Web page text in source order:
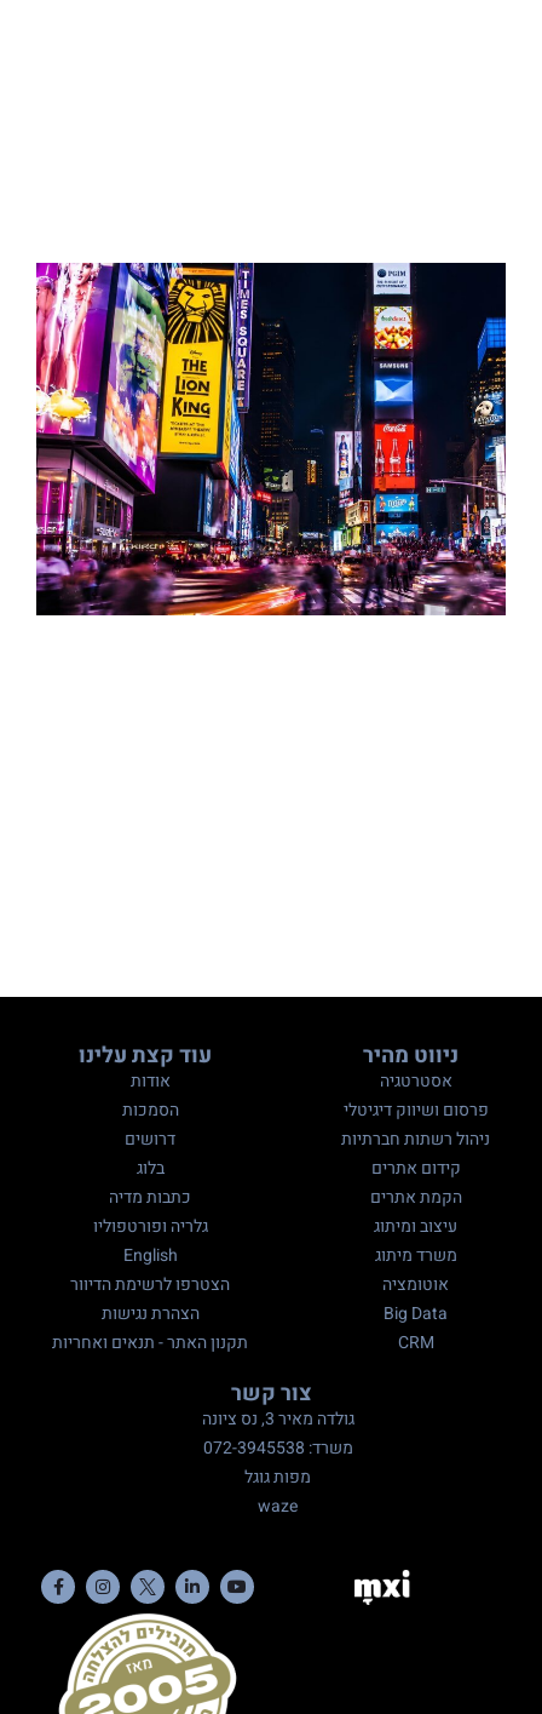
ניווט מהיר
אסטרטגיה
פרסום ושיווק דיגיטלי
ניהול רשתות חברתיות
קידום אתרים
הקמת אתרים
עיצוב ומיתוג
משרד מיתוג
אוטומציה
Big Data
CRM
עוד קצת עלינו
אודות
הסמכות
דרושים
בלוג
כתבות מדיה
גלריה ופורטפוליו
English
הצטרפו לרשימת הדיוור
הצהרת נגישות
תקנון האתר - תנאים ואחריות
צור קשר
גולדה מאיר 3, נס ציונה
משרד: 072-3945538
מפות גוגל
waze